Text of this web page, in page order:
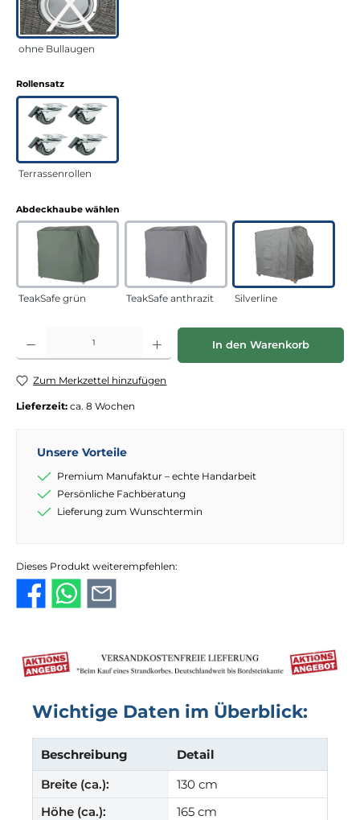
ohne Bullaugen
Rollensatzauswählen
Terrassenrollen
Abdeckhaube wählen
TeakSafe grün TeakSafe anthrazit Silverline
Produkt Anzahl: Gib den gewünschten Wert ein oder benutze die
In den Warenkorb
Zum Merkzettel hinzufügen
Lieferzeit: ca. 8 Wochen
Unsere Vorteile
Premium Manufaktur – echte Handarbeit
Persönliche Fachberatung
Lieferung zum Wunschtermin
Dieses Produkt weiterempfehlen:
Wichtige Daten im Überblick:
Beschreibung
Detail
Breite (ca.):
130 cm
Höhe (ca.):
165 cm